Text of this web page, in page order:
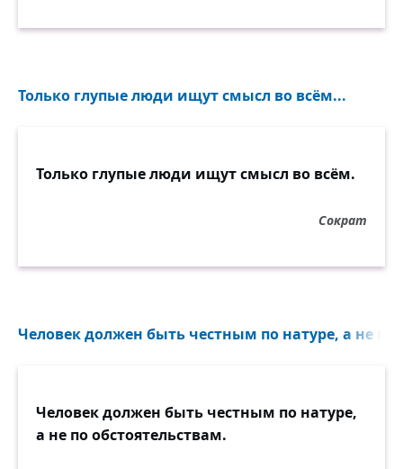
Только глупые люди ищут смысл во всём...
Только глупые люди ищут смысл во всём.
Сократ
Человек должен быть честным по натуре, а не по
Человек должен быть честным по натуре,
а не по обстоятельствам.